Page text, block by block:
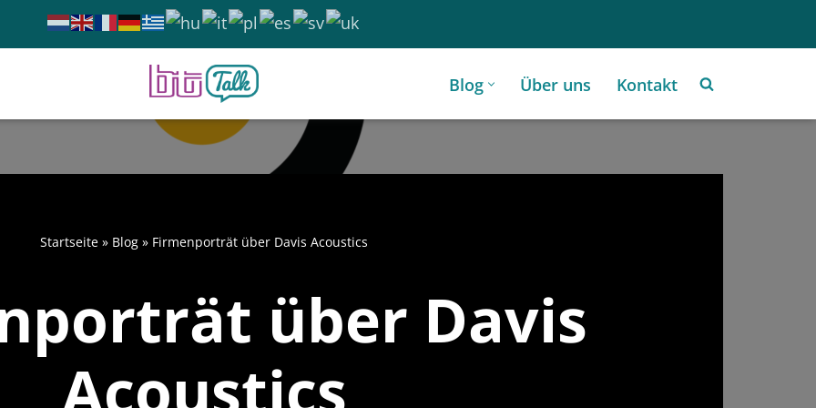
Blog Über uns Kontakt
Startseite » Blog » Firmenporträt über Davis Acoustics
über Davis
Acoustics